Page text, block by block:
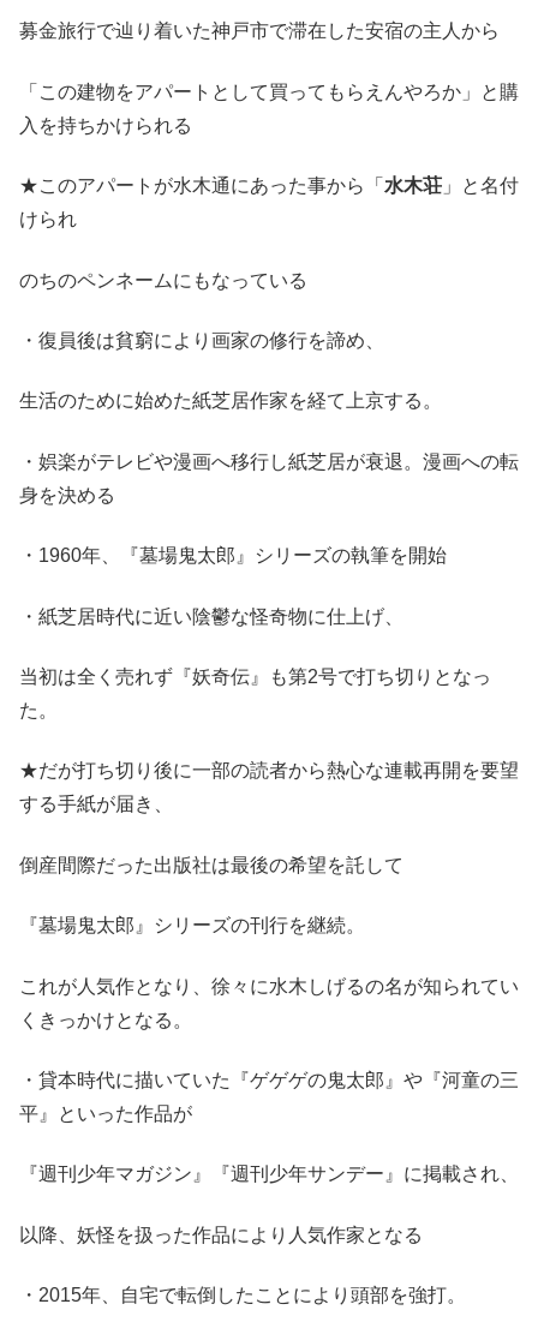
募金旅行で辿り着いた神戸市で滞在した安宿の主人から
「この建物をアパートとして買ってもらえんやろか」と購
入を持ちかけられる
★このアパートが水木通にあった事から「 水木荘 」と名付
けられ
のちのペンネームにもなっている
・復員後は貧窮により画家の修行を諦め、
生活のために始めた紙芝居作家を経て上京する。
・娯楽がテレビや漫画へ移行し紙芝居が衰退。漫画への転
身を決める
・1960年、『墓場鬼太郎』シリーズの執筆を開始
・紙芝居時代に近い陰鬱な怪奇物に仕上げ、
当初は全く売れず『妖奇伝』も第2号で打ち切りとなっ
た。
★だが打ち切り後に一部の読者から熱心な連載再開を要望
する手紙が届き、
倒産間際だった出版社は最後の希望を託して
『墓場鬼太郎』シリーズの刊行を継続。
これが人気作となり、徐々に水木しげるの名が知られてい
くきっかけとなる。
・貸本時代に描いていた『ゲゲゲの鬼太郎』や『河童の三
平』といった作品が
『週刊少年マガジン』『週刊少年サンデー』に掲載され、
以降、妖怪を扱った作品により人気作家となる
・2015年、自宅で転倒したことにより頭部を強打。